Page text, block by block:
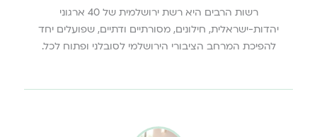
רשות הרבים היא רשת ירושלמית של 40 ארגוני
יהדות-ישראלית, חילונים, מסורתיים ודתיים, שפועלים יחד
להפיכת המרחב הציבורי הירושלמי לסובלני ופתוח לכל.